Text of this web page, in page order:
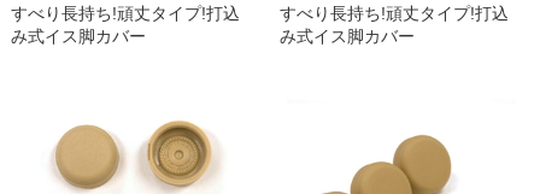
すべり長持ち!頑丈タイプ!打込
み式イス脚カバー
すべり長持ち!頑丈タイプ!打込
み式イス脚カバー